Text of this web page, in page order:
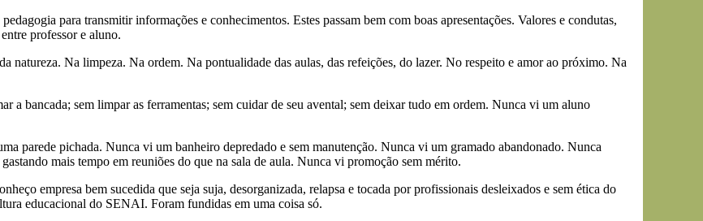
para transmitir informações e conhecimentos. Estes passam bem com boas apresentações. Valores e condutas,
professor e aluno.
natureza. Na limpeza. Na ordem. Na pontualidade das aulas, das refeições, do lazer. No respeito e amor ao próximo. Na
a bancada; sem limpar as ferramentas; sem cuidar de seu avental; sem deixar tudo em ordem. Nunca vi um aluno
parede pichada. Nunca vi um banheiro depredado e sem manutenção. Nunca vi um gramado abandonado. Nunca
mais tempo em reuniões do que na sala de aula. Nunca vi promoção sem mérito.
empresa bem sucedida que seja suja, desorganizada, relapsa e tocada por profissionais desleixados e sem ética do
educacional do SENAI. Foram fundidas em uma coisa só.